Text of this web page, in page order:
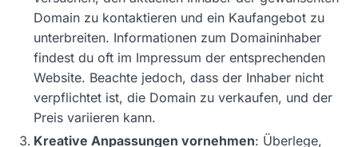
Domain zu kontaktieren und ein Kaufangebot zu
unterbreiten. Informationen zum Domaininhaber
findest du oft im Impressum der entsprechenden
Website. Beachte jedoch, dass der Inhaber nicht
verpflichtet ist, die Domain zu verkaufen, und der
Preis variieren kann.
Kreative Anpassungen vornehmen: Überlege,